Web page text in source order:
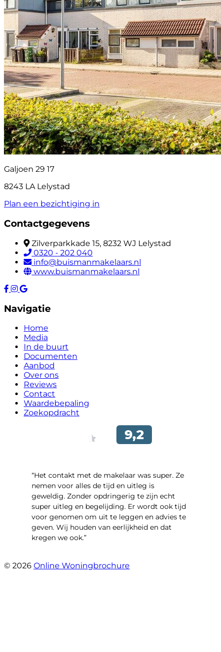
Galjoen 29 17
8243 LA Lelystad
Plan een bezichtiging in
Contactgegevens
Zilverparkkade 15, 8232 WJ Lelystad
0320 - 202 040
info@buismanmakelaars.nl
www.buismanmakelaars.nl
Navigatie
Home
Media
In de buurt
Documenten
Aanbod
Over ons
Reviews
Contact
Waardebepaling
Zoekopdracht
“Het contakt met de makelaar was super. Ze
nemen voor alles de tijd en uitleg is
geweldig. Zonder opdringerig te zijn echt
super uitleg en begelijding. Er wordt ook tijd
voor genomen om uit te leggen en advies te
geven. Wij houden van eerlijkheid en dat
kregen we ook.”
© 2026 Online Woningbrochure